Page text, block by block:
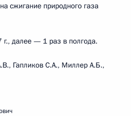
сжигание природного газа
далее — 1 раз в полгода.
Гапликов С.А., Миллер А.Б.,